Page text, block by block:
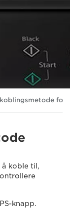
for
å koble til,
knapp.